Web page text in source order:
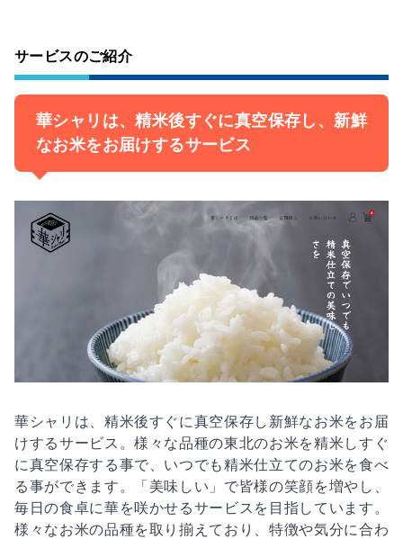
サービスのご紹介
華シャリは、精米後すぐに真空保存し、新鮮
なお米をお届けするサービス
華シャリは、精米後すぐに真空保存し新鮮なお米をお届
けするサービス。様々な品種の東北のお米を精米しすぐ
に真空保存する事で、いつでも精米仕立てのお米を食べ
る事ができます。「美味しい」で皆様の笑顔を増やし、
毎日の食卓に華を咲かせるサービスを目指しています。
様々なお米の品種を取り揃えており、特徴や気分に合わ